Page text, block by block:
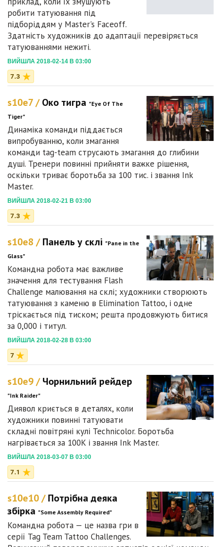
робити татуювання під
підборіддям у Master's Faceoff.
Здатність художників до адаптації перевіряється
татуюваннями нежиті.
ВИЙШЛА 2018-02-14 В 03:00
7.3
s10e7 /Око тигра "Eye Of The
Tiger"
Динаміка команди піддається
випробуванню, коли змагання
команди tag-team струсають змагання до глибини
душі. Тренери повинні прийняти важке рішення,
оскільки триває боротьба за 100 тис. і звання Ink
Master.
ВИЙШЛА 2018-02-21 В 03:00
7.3
s10e8 /Панель у склі "Pane in the
Glass"
Командна робота має важливе
значення для тестування Flash
Challenge малювання на склі; художники створюють
татуювання з каменю в Elimination Tattoo, і одне
тріскається під тиском; решта продовжують битися
за 0,000 і титул.
ВИЙШЛА 2018-02-28 В 03:00
7
s10e9 /Чорнильний рейдер
"Ink Raider"
Диявол криється в деталях, коли
художники повинні татуювати
складні повітряні кулі Technicolor. Боротьба
нагрівається за 100K і звання Ink Master.
ВИЙШЛА 2018-03-07 В 03:00
7.1
s10e10 /Потрібна деяка
збірка "Some Assembly Required"
Командна робота — це назва гри в
серії Tag Team Tattoo Challenges.